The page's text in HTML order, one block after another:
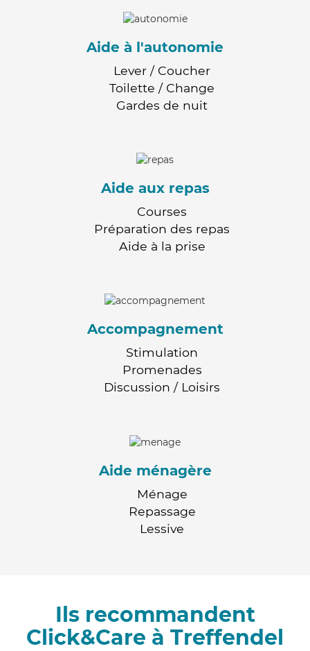
Aide à l'autonomie
Lever / Coucher
Toilette / Change
Gardes de nuit
Aide aux repas
Courses
Préparation des repas
Aide à la prise
Accompagnement
Stimulation
Promenades
Discussion / Loisirs
Aide ménagère
Ménage
Repassage
Lessive
Ils recommandent
Click&Care à Treffendel